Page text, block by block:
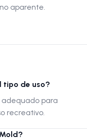
e contínuo
e pintura metálica
aparente.
tipo de uso?
para
recreativo.